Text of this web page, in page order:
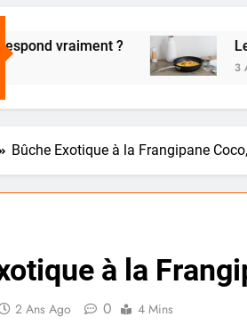
? Le Wok
3 Ans Ago
Bûche Exotique à la Frangipane
à la
2 Ans Ago 0 4 Mins